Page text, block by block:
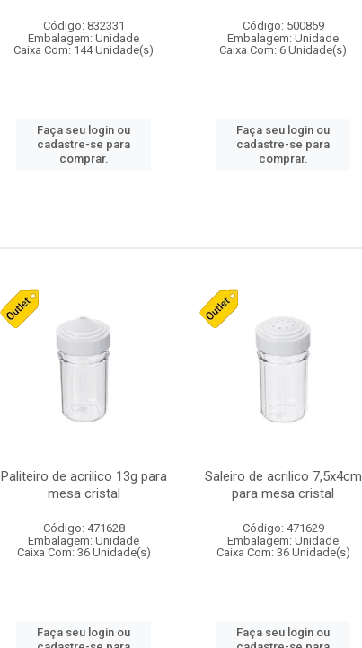
Código: 832331
Embalagem: Unidade
Caixa Com: 144 Unidade(s)
Faça seu login ou
cadastre-se para
comprar.
Código: 500859
Embalagem: Unidade
Caixa Com: 6 Unidade(s)
Faça seu login ou
cadastre-se para
comprar.
Paliteiro de acrilico 13g para
mesa cristal
Código: 471628
Embalagem: Unidade
Caixa Com: 36 Unidade(s)
Faça seu login ou
Saleiro de acrilico 7,5x4cm
para mesa cristal
Código: 471629
Embalagem: Unidade
Caixa Com: 36 Unidade(s)
Faça seu login ou